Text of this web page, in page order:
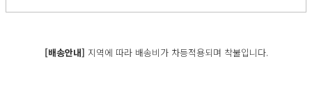
[배송안내] 지역에 따라 배송비가 차등적용되며 착불입니다.